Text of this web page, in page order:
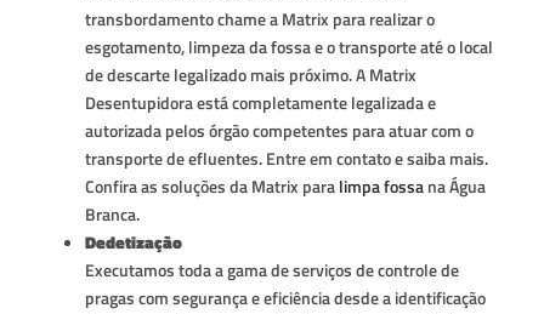
transbordamento chame a Matrix para realizar o
esgotamento, limpeza da fossa e o transporte até o local
de descarte legalizado mais próximo. A Matrix
Desentupidora está completamente legalizada e
autorizada pelos órgão competentes para atuar com o
transporte de efluentes. Entre em contato e saiba mais.
Confira as soluções da Matrix paralimpa fossana Água
Branca.
Dedetização
Executamos toda a gama de serviços de controle de
pragas com segurança e eficiência desde a identificação